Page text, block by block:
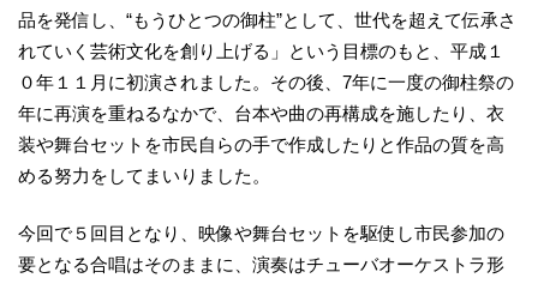
品を発信し、“もうひとつの御柱”として、世代を超えて伝承さ
れていく芸術文化を創り上げる」という目標のもと、平成１
０年１１月に初演されました。その後、7年に一度の御柱祭の
年に再演を重ねるなかで、台本や曲の再構成を施したり、衣
装や舞台セットを市民自らの手で作成したりと作品の質を高
める努力をしてまいりました。
今回で５回目となり、映像や舞台セットを駆使し市民参加の
要となる合唱はそのままに、演奏はチューバオーケストラ形